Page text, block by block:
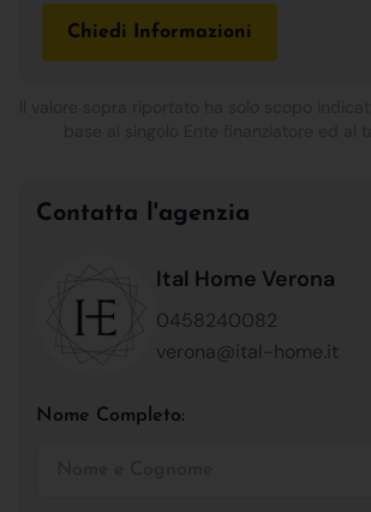
Chiedi Informazioni
Contatta l'agenzia
Ital Home Verona
0458240082
verona@ital-home.it
Nome Completo: